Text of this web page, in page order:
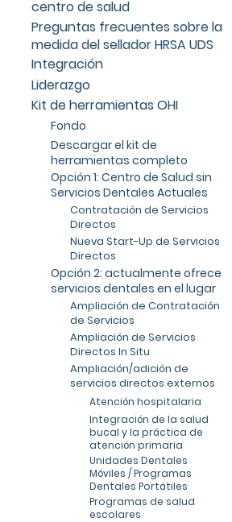
centro de salud
Preguntas frecuentes sobre la
medida del sellador HRSA UDS
Integración
Liderazgo
Kit de herramientas OHI
Fondo
Descargar el kit de
herramientas completo
Opción 1: Centro de Salud sin
Servicios Dentales Actuales
Contratación de Servicios
Directos
Nueva Start-Up de Servicios
Directos
Opción 2: actualmente ofrece
servicios dentales en el lugar
Ampliación de Contratación
de Servicios
Ampliación de Servicios
Directos In Situ
Ampliación/adición de
servicios directos externos
Atención hospitalaria
Integración de la salud
bucal y la práctica de
atención primaria
Unidades Dentales
Móviles / Programas
Dentales Portátiles
Programas de salud
escolares